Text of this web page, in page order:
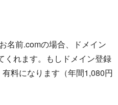
名前.comの場合、ドメイン
くれます。もしドメイン登録
料になります（年間1,080円